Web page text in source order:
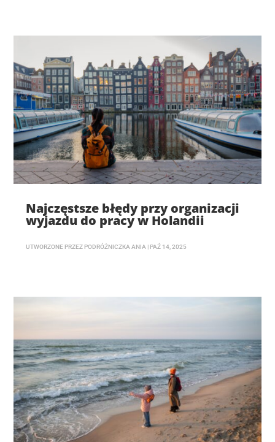
Najczęstsze błędy przy organizacji
wyjazdu do pracy w Holandii
UTWORZONE PRZEZ PODRÓŻNICZKA ANIA | PAŹ 14, 2025